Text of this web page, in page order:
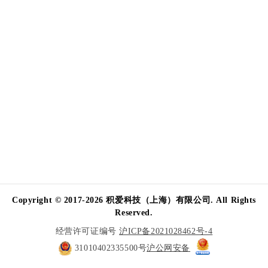
Copyright © 2017-2026 积爱科技（上海）有限公司. All Rights
Reserved.
经营许可证编号沪ICP备2021028462号-4
31010402335500号沪公网安备